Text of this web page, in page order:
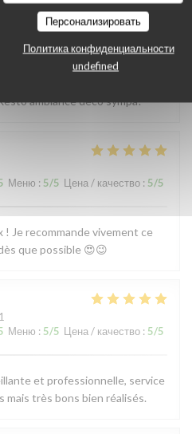
Персонализировать
Политика конфиденциальности
undefined
:3/5 Цена / качество:4
accueil service très bien.
ambiance déco sympa!
Меню : 5/5 Цена / качество : 5/5
Je recommande vivement ce
que possible 😍😉
Меню : 5/5 Цена / качество : 5/5
et professionnelle, service
mais très bons bien réalisés.